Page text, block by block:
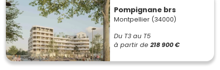
Pompignane brs
Montpellier (34000)
Du T3 au T5
à partir de 218 900 €